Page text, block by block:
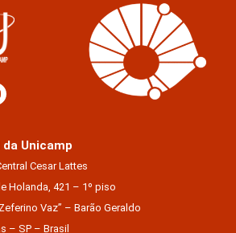
Unicamp
Cesar Lattes
Holanda, 421 – 1º piso
Vaz” – Barão Geraldo
– SP – Brasil